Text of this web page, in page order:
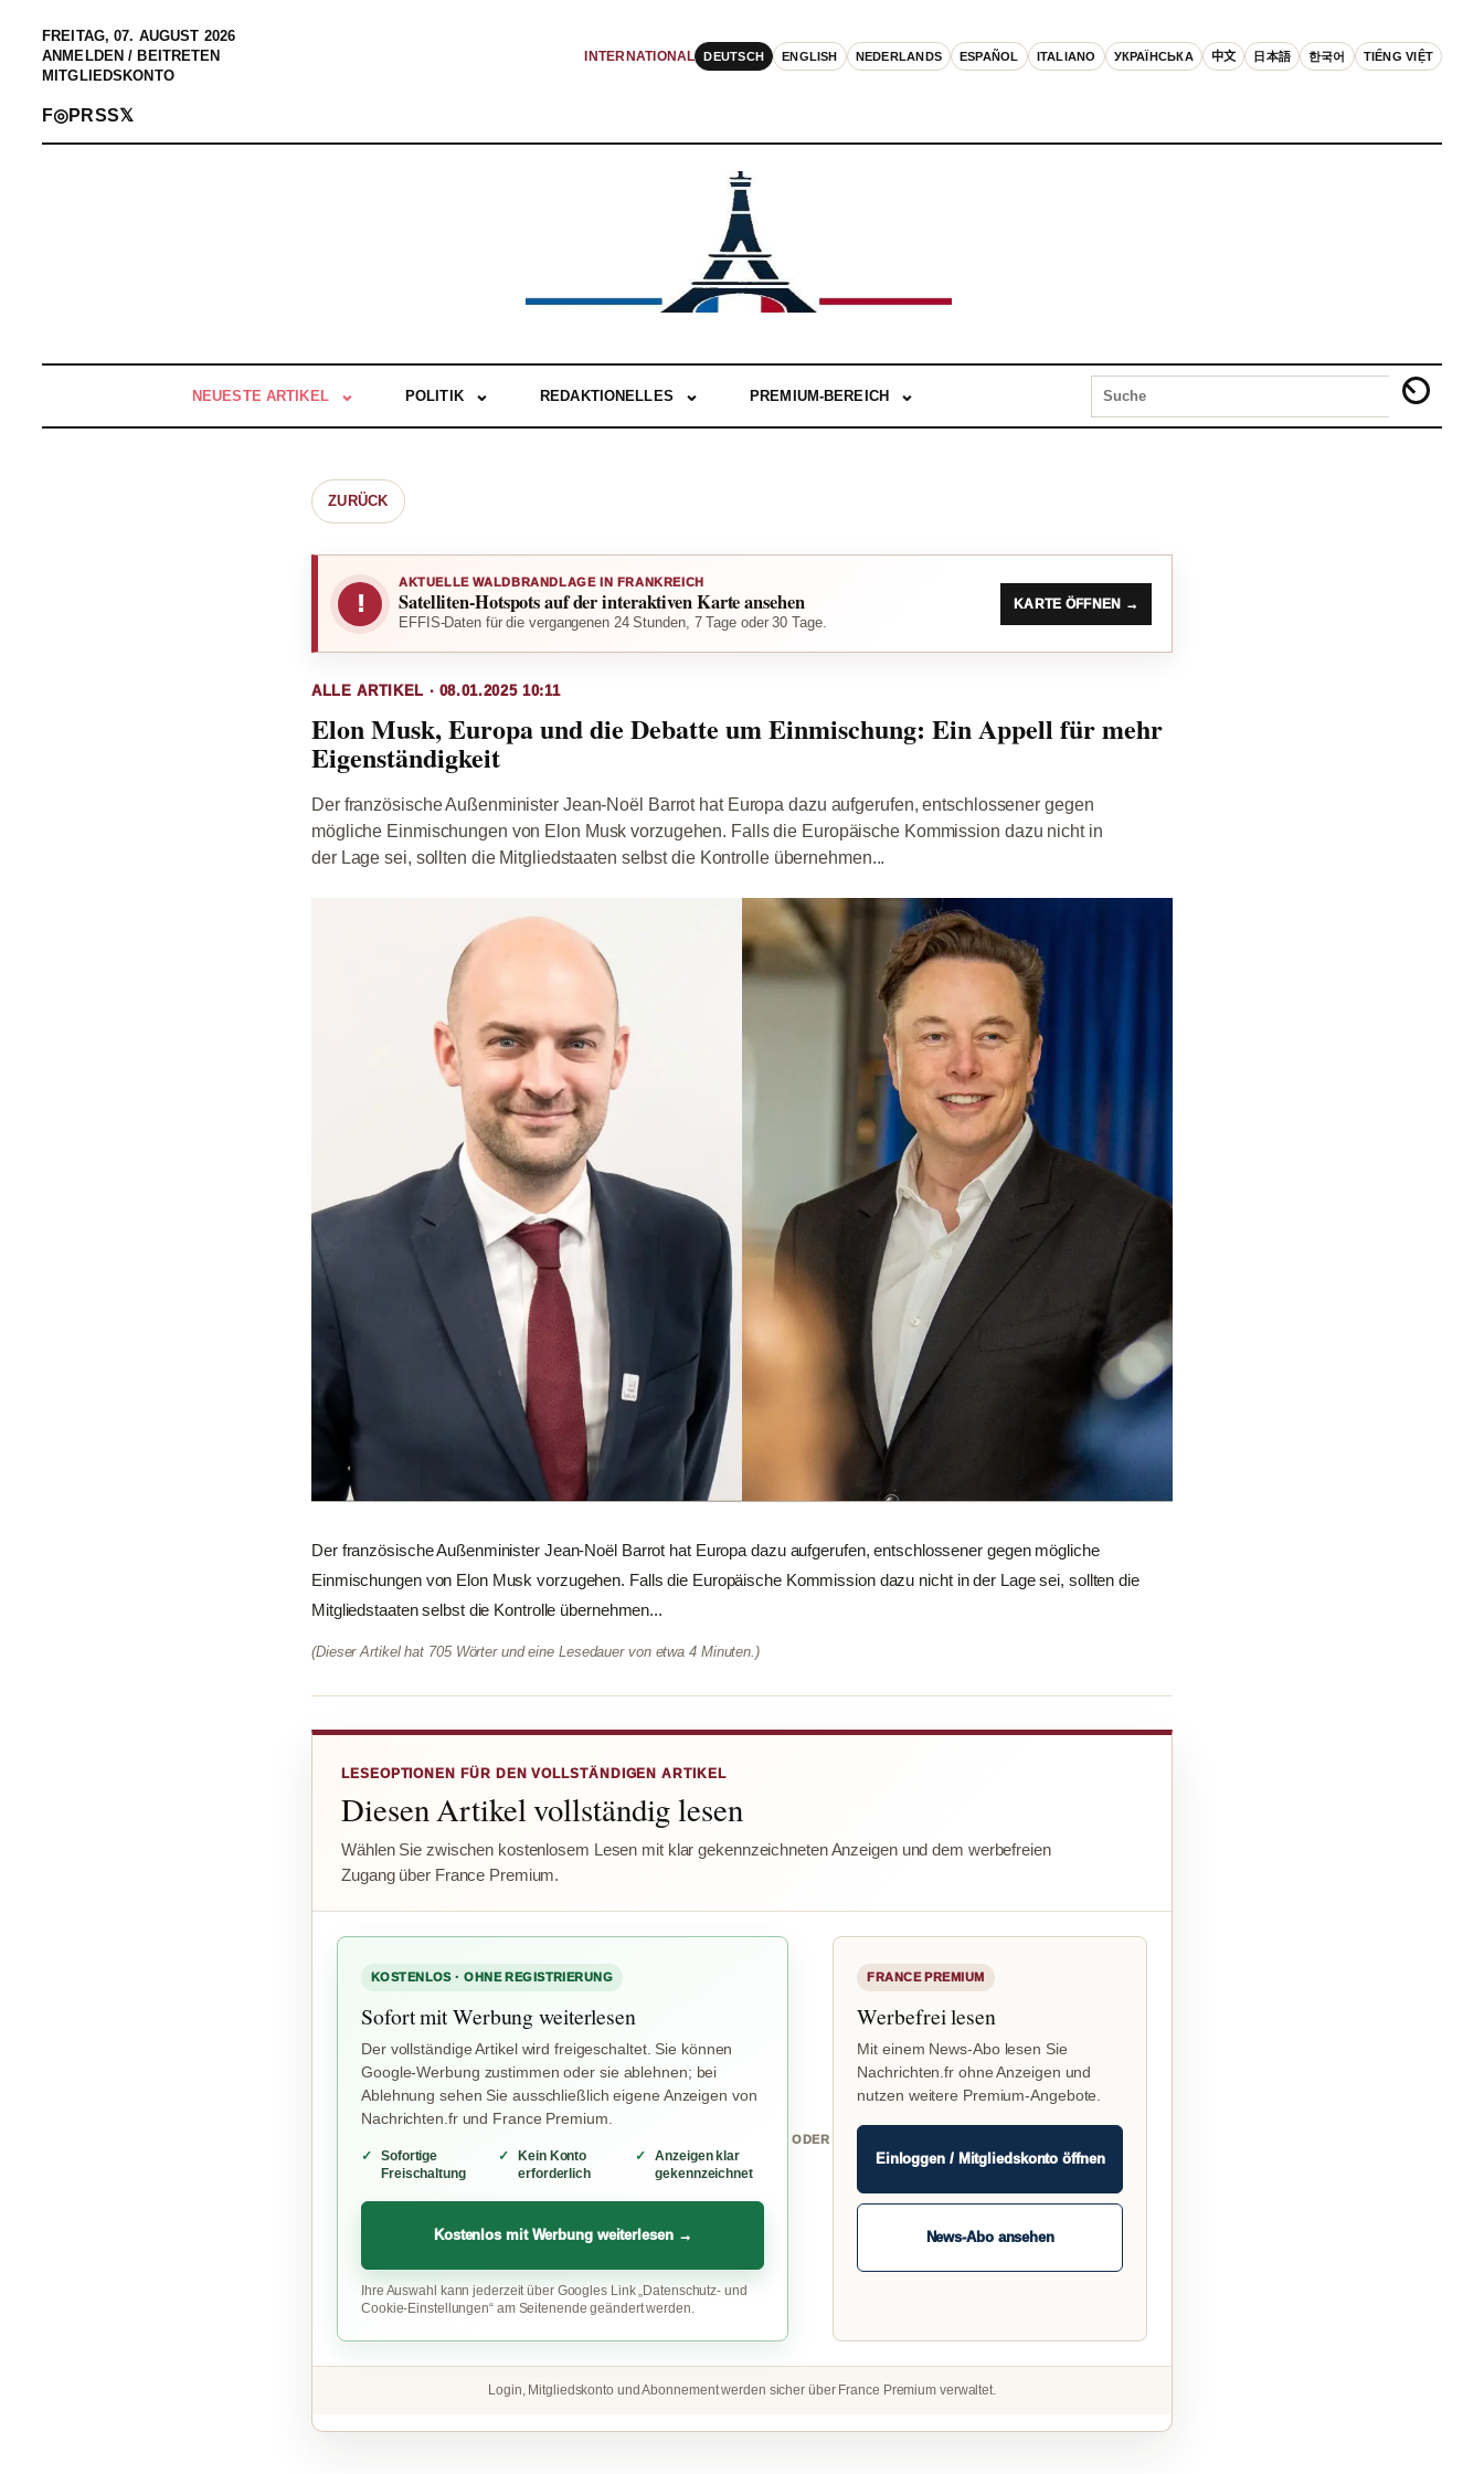
FREITAG, 07. AUGUST 2026
ANMELDEN / BEITRETEN
MITGLIEDSKONTO
INTERNATIONAL DEUTSCH ENGLISH NEDERLANDS ESPAÑOL ITALIANO УКРАЇНСЬКА 中文 日本語 한국어 TIẾNG VIỆT
F◎PRSS𝕏
NEUESTE ARTIKEL POLITIK REDAKTIONELLES PREMIUM-BEREICH
ZURÜCK
!
AKTUELLE WALDBRANDLAGE IN FRANKREICH
Satelliten-Hotspots auf der interaktiven Karte ansehen
EFFIS-Daten für die vergangenen 24 Stunden, 7 Tage oder 30 Tage.
KARTE ÖFFNEN →
ALLE ARTIKEL · 08.01.2025 10:11
Elon Musk, Europa und die Debatte um Einmischung: Ein Appell für mehr
Eigenständigkeit
Der französische Außenminister Jean-Noël Barrot hat Europa dazu aufgerufen, entschlossener gegen
mögliche Einmischungen von Elon Musk vorzugehen. Falls die Europäische Kommission dazu nicht in
der Lage sei, sollten die Mitgliedstaaten selbst die Kontrolle übernehmen...
Der französische Außenminister Jean-Noël Barrot hat Europa dazu aufgerufen, entschlossener gegen mögliche
Einmischungen von Elon Musk vorzugehen. Falls die Europäische Kommission dazu nicht in der Lage sei, sollten die
Mitgliedstaaten selbst die Kontrolle übernehmen...
(Dieser Artikel hat 705 Wörter und eine Lesedauer von etwa 4 Minuten.)
LESEOPTIONEN FÜR DEN VOLLSTÄNDIGEN ARTIKEL
Diesen Artikel vollständig lesen
Wählen Sie zwischen kostenlosem Lesen mit klar gekennzeichneten Anzeigen und dem werbefreien
Zugang über France Premium.
KOSTENLOS · OHNE REGISTRIERUNG
Sofort mit Werbung weiterlesen
Der vollständige Artikel wird freigeschaltet. Sie können
Google-Werbung zustimmen oder sie ablehnen; bei
Ablehnung sehen Sie ausschließlich eigene Anzeigen von
Nachrichten.fr und France Premium.
Sofortige
Freischaltung
Kein Konto
erforderlich
Anzeigen klar
gekennzeichnet
Kostenlos mit Werbung weiterlesen →
Ihre Auswahl kann jederzeit über Googles Link „Datenschutz- und
Cookie-Einstellungen“ am Seitenende geändert werden.
ODER
FRANCE PREMIUM
Werbefrei lesen
Mit einem News-Abo lesen Sie
Nachrichten.fr ohne Anzeigen und
nutzen weitere Premium-Angebote.
Einloggen / Mitgliedskonto öffnen
News-Abo ansehen
Login, Mitgliedskonto und Abonnement werden sicher über France Premium verwaltet.